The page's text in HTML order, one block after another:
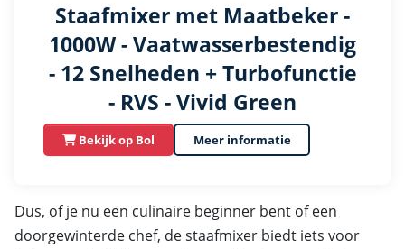
Staafmixer met Maatbeker -
1000W - Vaatwasserbestendig
- 12 Snelheden + Turbofunctie
- RVS - Vivid Green
Bekijk op Bol Meer informatie
Dus, of je nu een culinaire beginner bent of een
doorgewinterde chef, de staafmixer biedt iets voor